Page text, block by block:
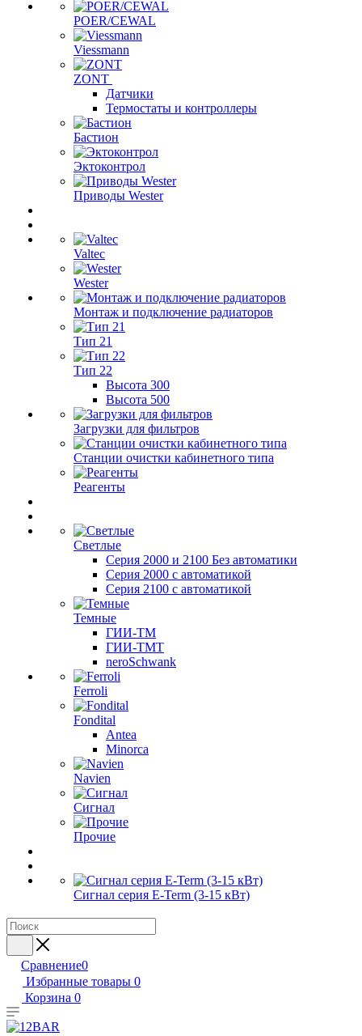
POER/CEWAL
Viessmann
ZONT
Датчики
Термостаты и контроллеры
Бастион
Эктоконтрол
Приводы Wester
Valtec
Wester
Монтаж и подключение радиаторов
Тип 21
Тип 22
Высота 300
Высота 500
Загрузки для фильтров
Станции очистки кабинетного типа
Реагенты
Светлые
Серия 2000 и 2100 Без автоматики
Серия 2000 с автоматикой
Серия 2100 с автоматикой
Темные
ГИИ-ТМ
ГИИ-ТМТ
neroSchwank
Ferroli
Fondital
Antea
Minorca
Navien
Сигнал
Прочие
Сигнал серия E-Term (3-15 кВт)
Сравнение0
Избранные товары 0
Корзина 0